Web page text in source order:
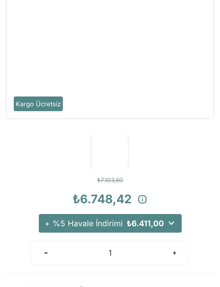
Kargo Ücretsiz
₺7.103,60
₺6.748,42
+ %5 Havale İndirimi ₺6.411,00